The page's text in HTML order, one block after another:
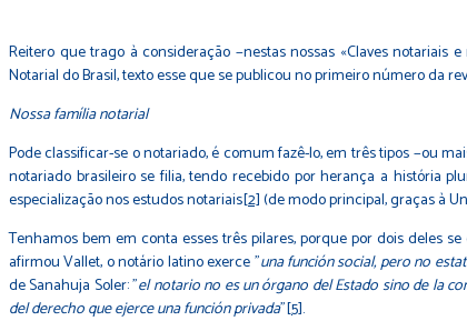
Reitero que trago à consideração −nestas nossas «Claves notariais
Notarial do Brasil, texto esse que se publicou no primeiro número da
Nossa família notarial
Pode classificar-se o notariado, é comum fazê-lo, em três tipos −ou
notariado brasileiro se filia, tendo recebido por herança a história
especialização nos estudos notariais[2](de modo principal, graças à
Tenhamos bem em conta esses três pilares, porque por dois deles
afirmou Vallet, o notário latino exerce "una función social, pero no
de Sanahuja Soler: "el notario no es un órgano del Estado sino de la
del derecho que ejerce una función privada"[5].